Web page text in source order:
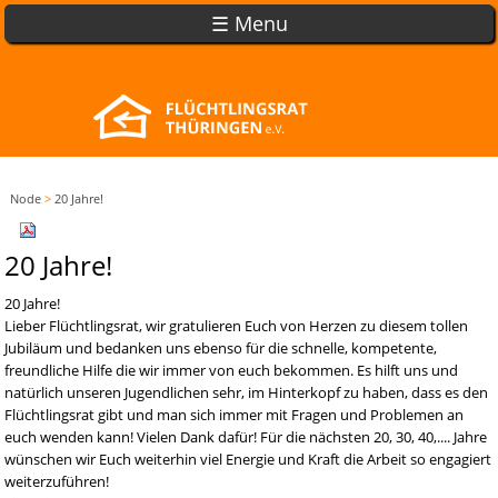
☰ Menu
Node > 20 Jahre!
20 Jahre!
20 Jahre!
Lieber Flüchtlingsrat, wir gratulieren Euch von Herzen zu diesem tollen
Jubiläum und bedanken uns ebenso für die schnelle, kompetente,
freundliche Hilfe die wir immer von euch bekommen. Es hilft uns und
natürlich unseren Jugendlichen sehr, im Hinterkopf zu haben, dass es den
Flüchtlingsrat gibt und man sich immer mit Fragen und Problemen an
euch wenden kann! Vielen Dank dafür! Für die nächsten 20, 30, 40,.... Jahre
wünschen wir Euch weiterhin viel Energie und Kraft die Arbeit so engagiert
weiterzuführen!